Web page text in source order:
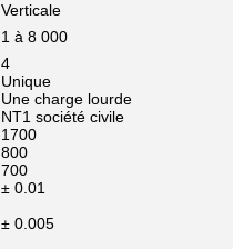
Verticale
1 à 8 000
4
Unique
Une charge lourde
NT1 société civile
1700
800
700
± 0.01
± 0.005